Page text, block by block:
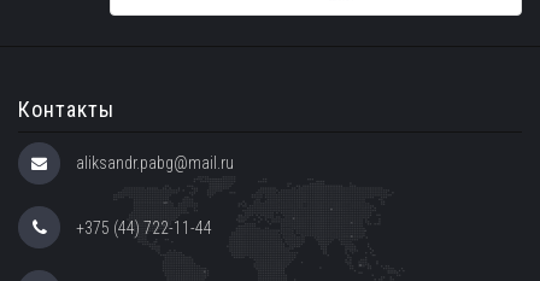
Контакты
aliksandr.pabg@mail.ru
+375 (44) 722-11-44